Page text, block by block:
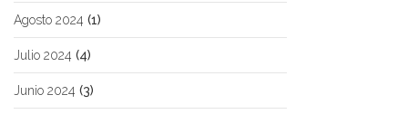
Agosto 2024 (1)
Julio 2024 (4)
Junio 2024 (3)